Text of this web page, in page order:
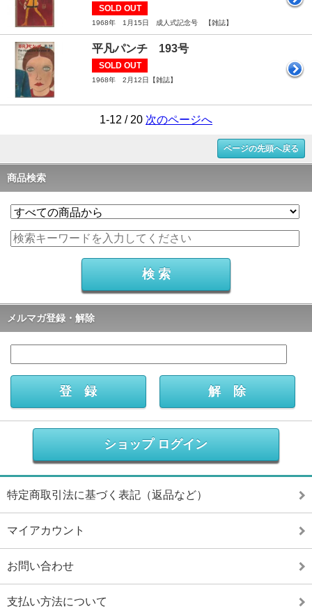
SOLD OUT
1968年 1月15日 成人式記念号 【雑誌】
平凡パンチ 193号
SOLD OUT
1968年 2月12日【雑誌】
1-12 / 20 次のページへ
ページの先頭へ戻る
商品検索
メルマガ登録・解除
ショップ ログイン
特定商取引法に基づく表記（返品など）
マイアカウント
お問い合わせ
支払い方法について